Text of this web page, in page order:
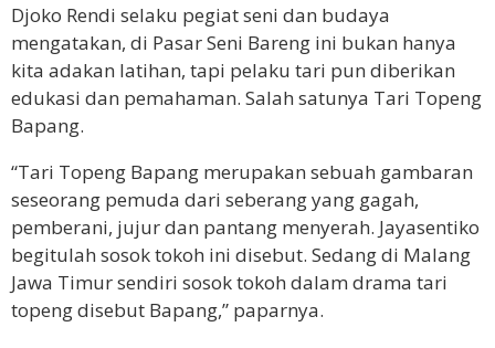
Djoko Rendi selaku pegiat seni dan budaya
mengatakan, di Pasar Seni Bareng ini bukan hanya
kita adakan latihan, tapi pelaku tari pun diberikan
edukasi dan pemahaman. Salah satunya Tari Topeng
Bapang.
“Tari Topeng Bapang merupakan sebuah gambaran
seseorang pemuda dari seberang yang gagah,
pemberani, jujur dan pantang menyerah. Jayasentiko
begitulah sosok tokoh ini disebut. Sedang di Malang
Jawa Timur sendiri sosok tokoh dalam drama tari
topeng disebut Bapang,” paparnya.